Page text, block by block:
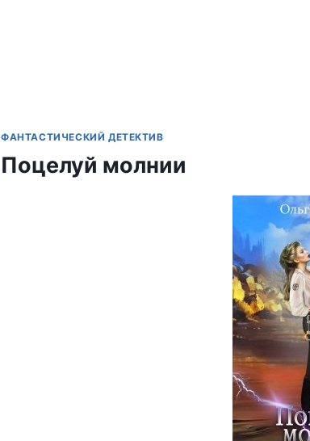
ФАНТАСТИЧЕСКИЙ ДЕТЕКТИВ
Поцелуй молнии